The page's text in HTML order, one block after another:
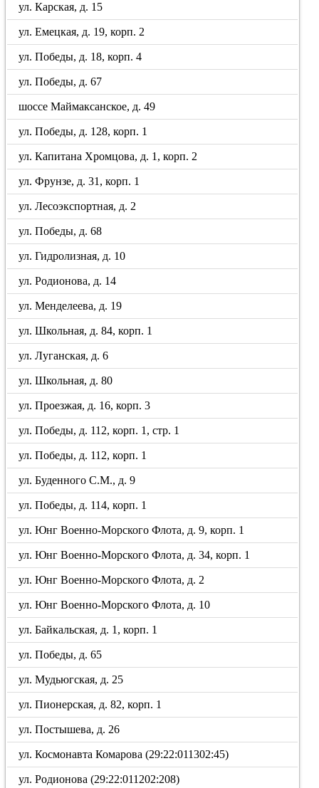
ул. Карская, д. 15
ул. Емецкая, д. 19, корп. 2
ул. Победы, д. 18, корп. 4
ул. Победы, д. 67
шоссе Маймаксанское, д. 49
ул. Победы, д. 128, корп. 1
ул. Капитана Хромцова, д. 1, корп. 2
ул. Фрунзе, д. 31, корп. 1
ул. Лесоэкспортная, д. 2
ул. Победы, д. 68
ул. Гидролизная, д. 10
ул. Родионова, д. 14
ул. Менделеева, д. 19
ул. Школьная, д. 84, корп. 1
ул. Луганская, д. 6
ул. Школьная, д. 80
ул. Проезжая, д. 16, корп. 3
ул. Победы, д. 112, корп. 1, стр. 1
ул. Победы, д. 112, корп. 1
ул. Буденного С.М., д. 9
ул. Победы, д. 114, корп. 1
ул. Юнг Военно-Морского Флота, д. 9, корп. 1
ул. Юнг Военно-Морского Флота, д. 34, корп. 1
ул. Юнг Военно-Морского Флота, д. 2
ул. Юнг Военно-Морского Флота, д. 10
ул. Байкальская, д. 1, корп. 1
ул. Победы, д. 65
ул. Мудьюгская, д. 25
ул. Пионерская, д. 82, корп. 1
ул. Постышева, д. 26
ул. Космонавта Комарова (29:22:011302:45)
ул. Родионова (29:22:011202:208)